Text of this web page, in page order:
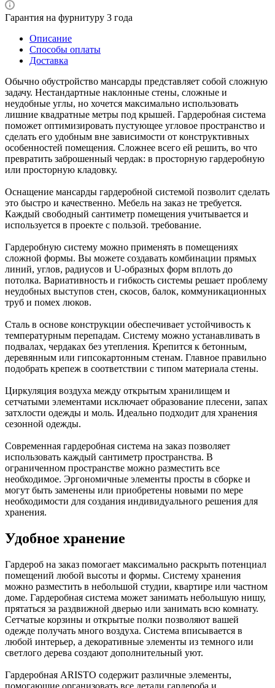
Гарантия на фурнитуру 3 года
Описание
Способы оплаты
Доставка
Обычно обустройство мансарды представляет собой сложную
задачу. Нестандартные наклонные стены, сложные и
неудобные углы, но хочется максимально использовать
лишние квадратные метры под крышей. Гардеробная система
поможет оптимизировать пустующее угловое пространство и
сделать его удобным вне зависимости от конструктивных
особенностей помещения. Сложнее всего ей решить, во что
превратить заброшенный чердак: в просторную гардеробную
или просторную кладовку.
Оснащение мансарды гардеробной системой позволит сделать
это быстро и качественно. Мебель на заказ не требуется.
Каждый свободный сантиметр помещения учитывается и
используется в проекте с пользой. требование.
Гардеробную систему можно применять в помещениях
сложной формы. Вы можете создавать комбинации прямых
линий, углов, радиусов и U-образных форм вплоть до
потолка. Вариативность и гибкость системы решает проблему
неудобных выступов стен, скосов, балок, коммуникационных
труб и помех люков.
Сталь в основе конструкции обеспечивает устойчивость к
температурным перепадам. Систему можно устанавливать в
подвалах, чердаках без утепления. Крепится к бетонным,
деревянным или гипсокартонным стенам. Главное правильно
подобрать крепеж в соответствии с типом материала стены.
Циркуляция воздуха между открытым хранилищем и
сетчатыми элементами исключает образование плесени, запах
затхлости одежды и моль. Идеально подходит для хранения
сезонной одежды.
Современная гардеробная система на заказ позволяет
использовать каждый сантиметр пространства. В
ограниченном пространстве можно разместить все
необходимое. Эргономичные элементы просты в сборке и
могут быть заменены или приобретены новыми по мере
необходимости для создания индивидуального решения для
хранения.
Удобное хранение
Гардероб на заказ помогает максимально раскрыть потенциал
помещений любой высоты и формы. Систему хранения
можно разместить в небольшой студии, квартире или частном
доме. Гардеробная система может занимать небольшую нишу,
прятаться за раздвижной дверью или занимать всю комнату.
Сетчатые корзины и открытые полки позволяют вашей
одежде получать много воздуха. Система вписывается в
любой интерьер, а декоративные элементы из темного или
светлого дерева создают дополнительный уют.
Гардеробная ARISTO содержит различные элементы,
помогающие организовать все детали гардероба и